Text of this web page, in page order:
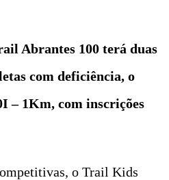
Abrantes 100 terá duas
com deficiência, o
– 1Km, com inscrições
o Trail Kids